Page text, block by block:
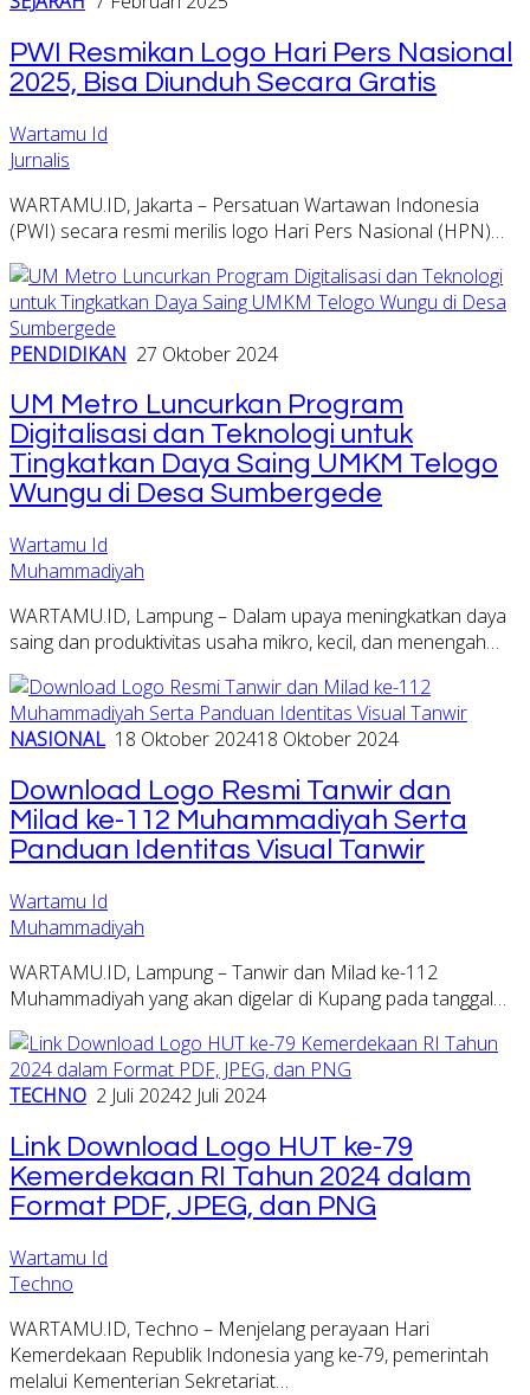
PWI Resmikan Logo Hari Pers Nasional
2025, Bisa Diunduh Secara Gratis
Wartamu Id
Jurnalis
WARTAMU.ID, Jakarta – Persatuan Wartawan Indonesia
(PWI) secara resmi merilis logo Hari Pers Nasional (HPN)…
PENDIDIKAN 27 Oktober 2024
UM Metro Luncurkan Program
Digitalisasi dan Teknologi untuk
Tingkatkan Daya Saing UMKM Telogo
Wungu di Desa Sumbergede
Wartamu Id
Muhammadiyah
WARTAMU.ID, Lampung – Dalam upaya meningkatkan daya
saing dan produktivitas usaha mikro, kecil, dan menengah…
NASIONAL 18 Oktober 202418 Oktober 2024
Download Logo Resmi Tanwir dan
Milad ke-112 Muhammadiyah Serta
Panduan Identitas Visual Tanwir
Wartamu Id
Muhammadiyah
WARTAMU.ID, Lampung – Tanwir dan Milad ke-112
Muhammadiyah yang akan digelar di Kupang pada tanggal…
TECHNO 2 Juli 20242 Juli 2024
Link Download Logo HUT ke-79
Kemerdekaan RI Tahun 2024 dalam
Format PDF, JPEG, dan PNG
Wartamu Id
Techno
WARTAMU.ID, Techno – Menjelang perayaan Hari
Kemerdekaan Republik Indonesia yang ke-79, pemerintah
melalui Kementerian Sekretariat…